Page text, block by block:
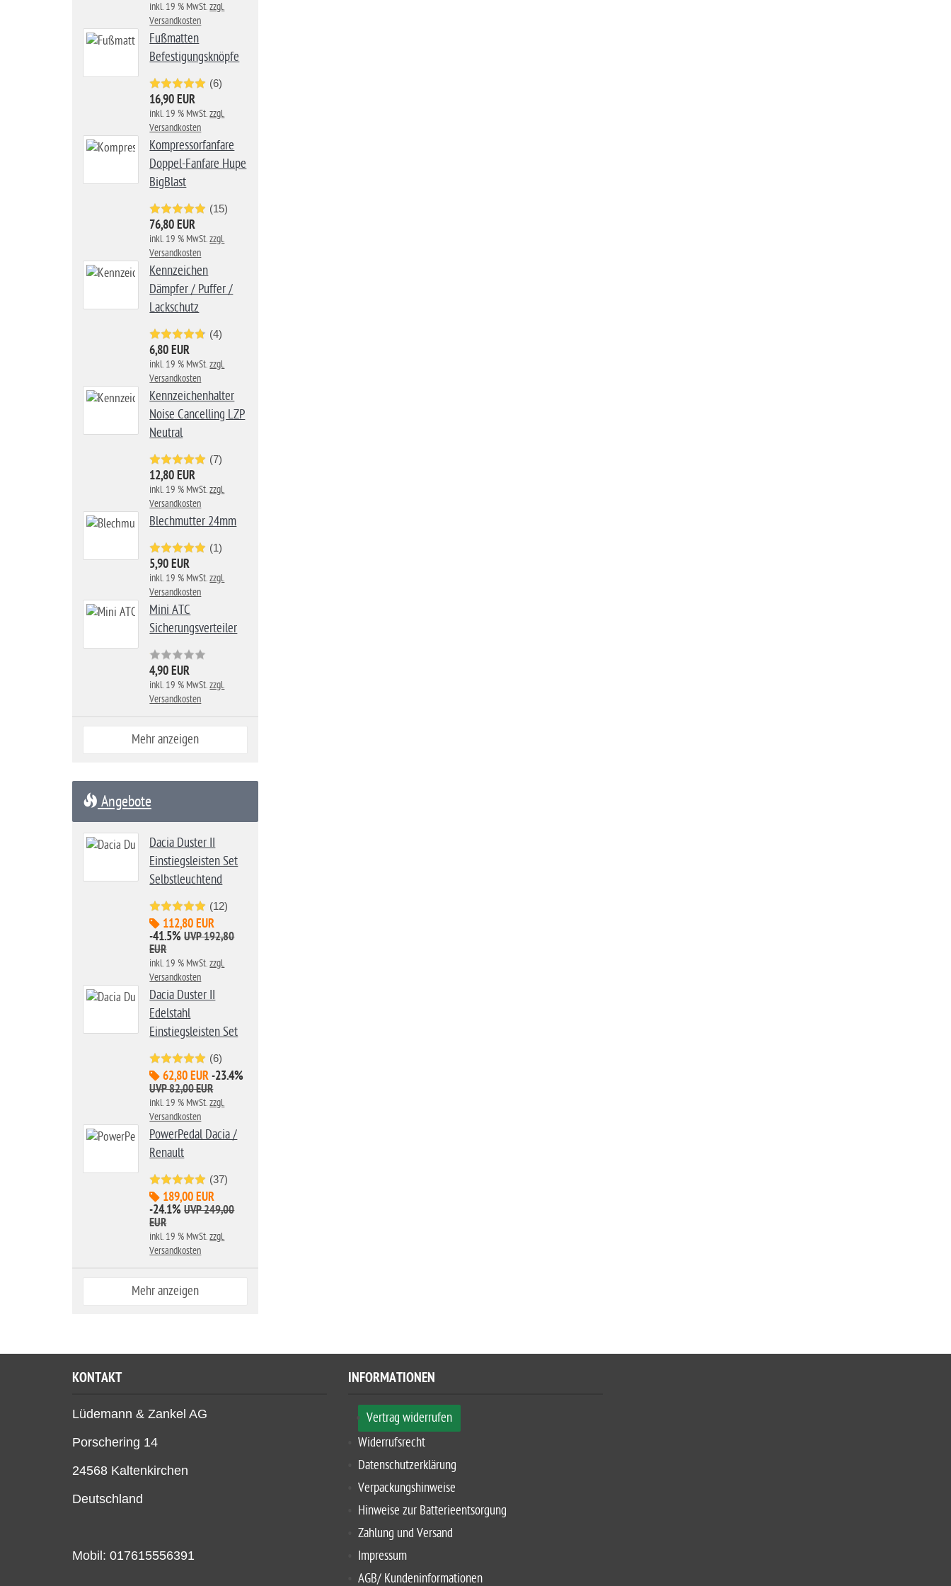
inkl. 19 % MwSt.zzgl.
Versandkosten
Fußmatten
Befestigungsknöpfe
(6)
16,90 EUR
inkl. 19 % MwSt.zzgl.
Versandkosten
Kompressorfanfare
Doppel-Fanfare Hupe
BigBlast
(15)
76,80 EUR
inkl. 19 % MwSt.zzgl.
Versandkosten
Kennzeichen
Dämpfer / Puffer /
Lackschutz
(4)
6,80 EUR
inkl. 19 % MwSt.zzgl.
Versandkosten
Kennzeichenhalter
Noise Cancelling LZP
Neutral
(7)
12,80 EUR
inkl. 19 % MwSt.zzgl.
Versandkosten
Blechmutter 24mm
(1)
5,90 EUR
inkl. 19 % MwSt.zzgl.
Versandkosten
Mini ATC
Sicherungsverteiler
4,90 EUR
inkl. 19 % MwSt.zzgl.
Versandkosten
Mehr anzeigen
Angebote
Dacia Duster II
Einstiegsleisten Set
Selbstleuchtend
(12)
112,80 EUR
-41.5% UVP 192,80
EUR
inkl. 19 % MwSt.zzgl.
Versandkosten
Dacia Duster II
Edelstahl
Einstiegsleisten Set
(6)
62,80 EUR-23.4%
UVP 82,00 EUR
inkl. 19 % MwSt.zzgl.
Versandkosten
PowerPedal Dacia /
Renault
(37)
189,00 EUR
-24.1% UVP 249,00
EUR
inkl. 19 % MwSt.zzgl.
Versandkosten
Mehr anzeigen
KONTAKT
Lüdemann & Zankel AG
Porschering 14
24568 Kaltenkirchen
Deutschland
Mobil: 017615556391
INFORMATIONEN
Vertrag widerrufen
Widerrufsrecht
Datenschutzerklärung
Verpackungshinweise
Hinweise zur Batterieentsorgung
Zahlung und Versand
Impressum
AGB/ Kundeninformationen